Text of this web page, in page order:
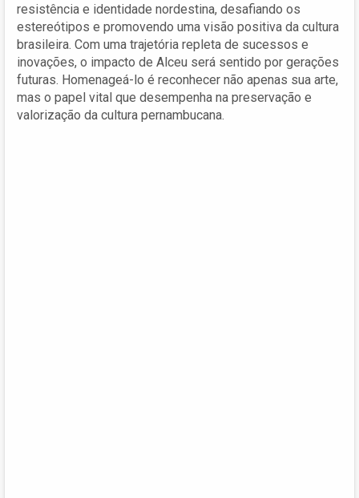
resistência e identidade nordestina, desafiando os
estereótipos e promovendo uma visão positiva da cultura
brasileira. Com uma trajetória repleta de sucessos e
inovações, o impacto de Alceu será sentido por gerações
futuras. Homenageá-lo é reconhecer não apenas sua arte,
mas o papel vital que desempenha na preservação e
valorização da cultura pernambucana.